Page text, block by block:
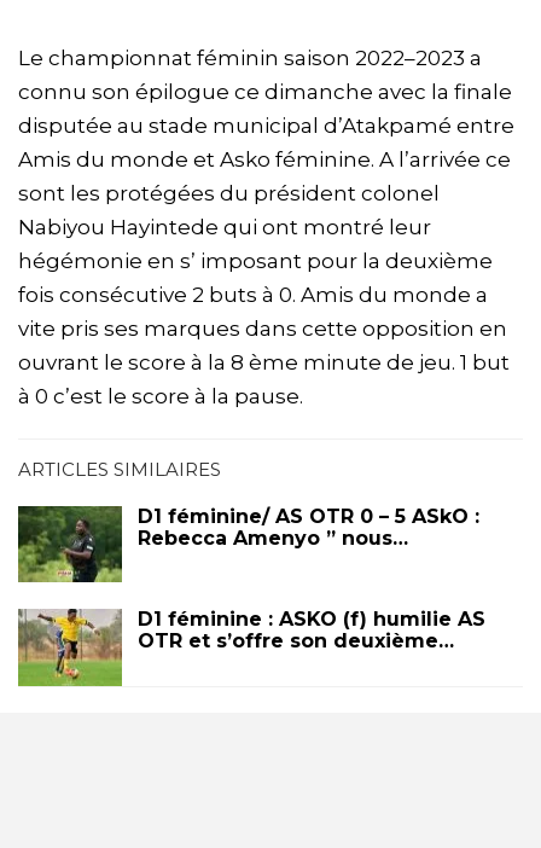
Le championnat féminin saison 2022–2023 a
connu son épilogue ce dimanche avec la finale
disputée au stade municipal d’Atakpamé entre
Amis du monde et Asko féminine. A l’arrivée ce
sont les protégées du président colonel
Nabiyou Hayintede qui ont montré leur
hégémonie en s’ imposant pour la deuxième
fois consécutive 2 buts à 0. Amis du monde a
vite pris ses marques dans cette opposition en
ouvrant le score à la 8 ème minute de jeu. 1 but
à 0 c’est le score à la pause.
ARTICLES SIMILAIRES
D1 féminine/ AS OTR 0 – 5 ASkO :
Rebecca Amenyo ” nous…
D1 féminine : ASKO (f) humilie AS
OTR et s’offre son deuxième…